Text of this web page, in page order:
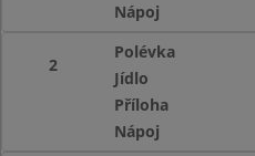
Nápoj
2
Polévka
Jídlo
Příloha
Nápoj